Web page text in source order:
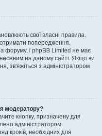
свої власні правила.
попередження.
форуму, і phpBB Limited не має
на даному сайті. Якщо ви
зв'яжіться з адміністратором
модератору?
кнопку, призначену для
адміністратором.
кроків, необхідних для